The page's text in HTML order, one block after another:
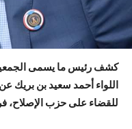
كشف رئيس ما يسمى الجمعية
اللواء أحمد سعيد بن بريك
للقضاء على حزب الإصلاح،